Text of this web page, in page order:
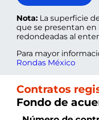
Nota:La superficie
que se presentan en
redondeadas al
Para mayor
Rondas México
Contratos
Fondo de